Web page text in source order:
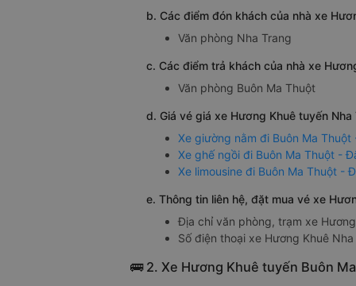
b. Các điểm đón khách của nhà xe
Văn phòng Nha Trang
c. Các điểm trả khách của nhà xe
Văn phòng Buôn Ma Thuột
d. Giá vé giá xe Hương Khuê tuyến
Xe giường nằm đi Buôn Ma
Xe ghế ngồi đi Buôn Ma Thuột -
Xe limousine đi Buôn Ma Thuột -
e. Thông tin liên hệ, đặt mua vé xe
Địa chỉ văn phòng, trạm xe
Số điện thoại xe Hương Khuê Nha
🚌 2. Xe Hương Khuê tuyến Buôn